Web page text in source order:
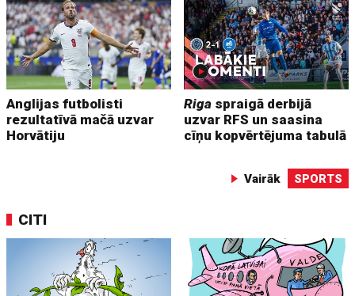
Anglijas futbolisti
rezultatīvā mačā uzvar
Horvātiju
Riga spraigā derbijā
uzvar RFS un saasina
cīņu kopvērtējuma tabulā
Vairāk SPORTS
CITI